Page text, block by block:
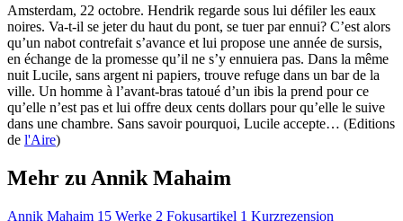
Amsterdam, 22 octobre. Hendrik regarde sous lui défiler les eaux
noires. Va-t-il se jeter du haut du pont, se tuer par ennui? C’est alors
qu’un nabot contrefait s’avance et lui propose une année de sursis,
en échange de la promesse qu’il ne s’y ennuiera pas. Dans la même
nuit Lucile, sans argent ni papiers, trouve refuge dans un bar de la
ville. Un homme à l’avant-bras tatoué d’un ibis la prend pour ce
qu’elle n’est pas et lui offre deux cents dollars pour qu’elle le suive
dans une chambre. Sans savoir pourquoi, Lucile accepte… (Editions
de l'Aire)
Mehr zu Annik Mahaim
Annik Mahaim 15 Werke 2 Fokusartikel 1 Kurzrezension